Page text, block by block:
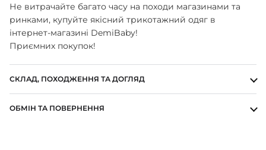
Не витрачайте багато часу на походи магазинами та
ринками, купуйте якісний трикотажний одяг в
інтернет-магазині DemiBaby!
Приємних покупок!
СКЛАД, ПОХОДЖЕННЯ ТА ДОГЛЯД
ОБМІН ТА ПОВЕРНЕННЯ